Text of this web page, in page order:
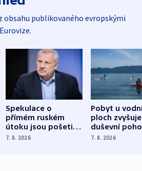
obsahu publikovaného evropskými
Spekulace o
přímém ruském
útoku jsou pošetilé,
míní estonský
7. 8. 2026
Pobyt u
ploch zvyšuje
duševní
ukázala
7. 8. 2026